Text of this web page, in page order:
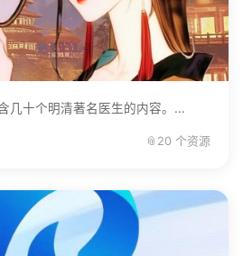
几十个明清著名医生的内容。...
📎 20 个资源